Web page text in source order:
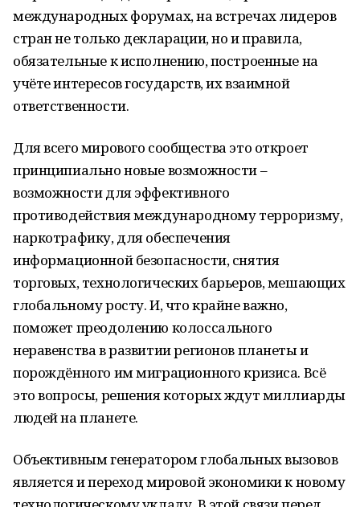
международных форумах, на встречах лидеров
стран не только декларации, но и правила,
обязательные к исполнению, построенные на
учёте интересов государств, их взаимной
ответственности.
Для всего мирового сообщества это откроет
принципиально новые возможности –
возможности для эффективного
противодействия международному терроризму,
наркотрафику, для обеспечения
информационной безопасности, снятия
торговых, технологических барьеров, мешающих
глобальному росту. И, что крайне важно,
поможет преодолению колоссального
неравенства в развитии регионов планеты и
порождённого им миграционного кризиса. Всё
это вопросы, решения которых ждут миллиарды
людей на планете.
Объективным генератором глобальных вызовов
является и переход мировой экономики к новому